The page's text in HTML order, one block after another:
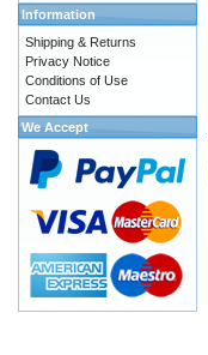
Information
Shipping & Returns
Privacy Notice
Conditions of Use
Contact Us
We Accept